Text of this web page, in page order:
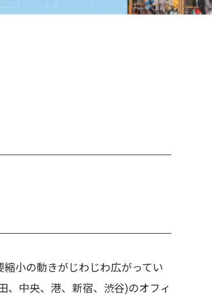
小の動きがじわじわ広がってい
、中央、港、新宿、渋谷)のオフィ